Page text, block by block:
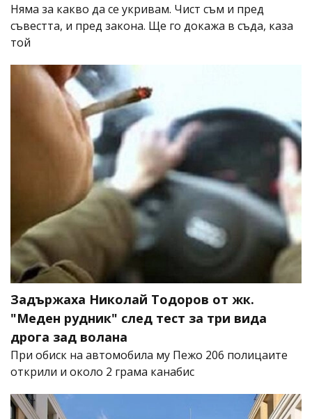
Няма за какво да се укривам. Чист съм и пред
съвестта, и пред закона. Ще го докажа в съда, каза
той
Задържаха Николай Тодоров от жк.
"Меден рудник" след тест за три вида
дрога зад волана
При обиск на автомобила му Пежо 206 полицаите
открили и около 2 грама канабис